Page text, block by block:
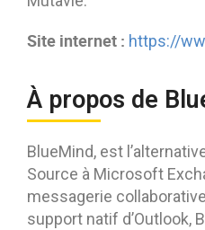
Site internet : https://
À propos de
BlueMind, est
Source à Microsoft
messagerie
support natif d’Outlook,